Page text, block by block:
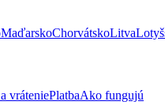
MaďarskoChorvátskoLitva
vráteniePlatbaAko fungujú